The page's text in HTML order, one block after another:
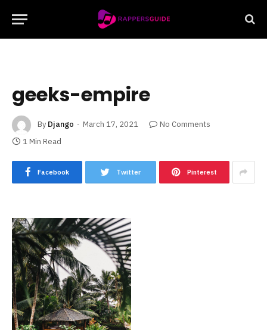
geeks-empire
By Django March 17, 2021
No Comments
1 Min Read
Facebook Twitter Pinterest